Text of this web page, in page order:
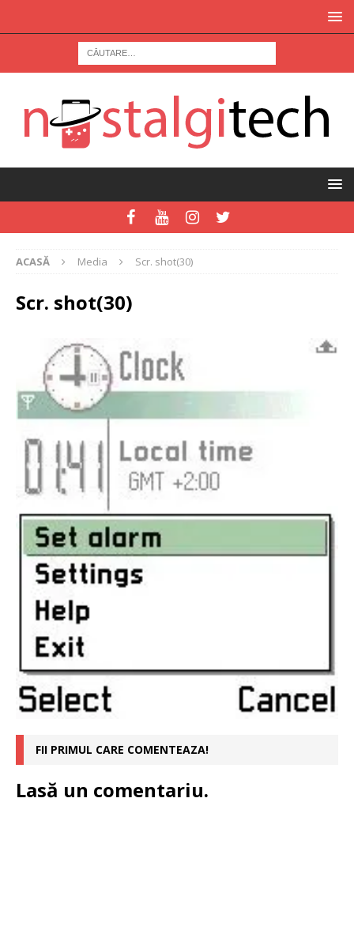
ACASĂ Media Scr. shot(30)
Scr. shot(30)
FII PRIMUL CARE COMENTEAZA!
Lasă un comentariu.